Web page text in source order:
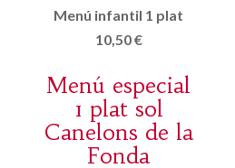
Menú infantil 1 plat
10,50 €
Menú especial
1 plat sol
Canelons de la
Fonda